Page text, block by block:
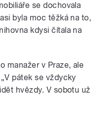
se dochovala
byla moc těžká na to,
kdysi čítala na
manažer v Praze, ale
pátek se vždycky
hvězdy. V sobotu už